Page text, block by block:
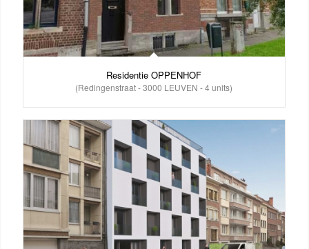
Residentie OPPENHOF
(Redingenstraat - 3000 LEUVEN - 4 units)